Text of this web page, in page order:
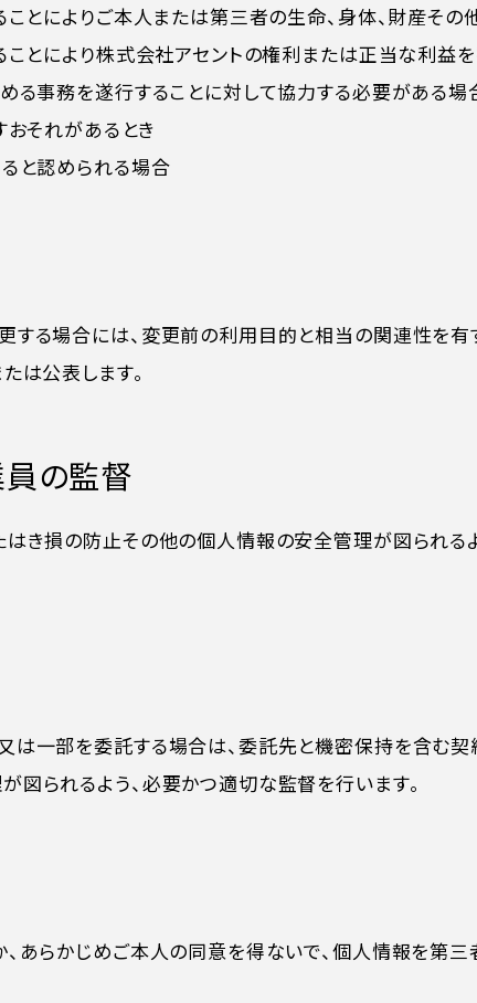
Brand
News
Online Store
オンラインストア
ことによりご本人または第三者の生命、身体、財産そ
ことにより株式会社アセントの権利または正当な利益
る事務を遂行することに対して協力する必要がある
それがあるとき
と認められる場合
する場合には、変更前の利用目的と相当の関連性を
は公表します。
の監督
き損の防止その他の個人情報の安全管理が図られ
一部を委託する場合は、委託先と機密保持を含む
られるよう、必要かつ適切な監督を行います。
あらかじめご本人の同意を得ないで、個人情報を第三